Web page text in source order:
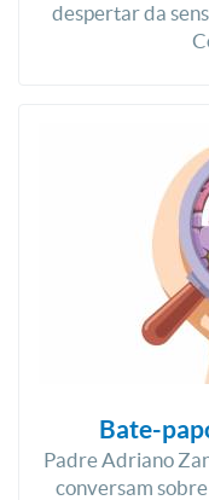
despertar da
Bate-
Padre Adriano
conversam